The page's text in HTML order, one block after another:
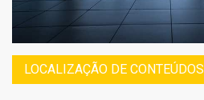
LOCALIZAÇÃO DE CONTEÚDOS